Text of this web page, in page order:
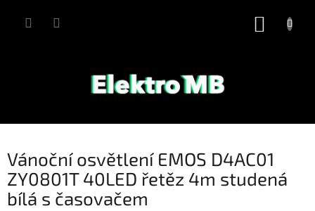
Vánoční osvětlení EMOS D4AC01
ZY0801T 40LED řetěz 4m studená
bílá s časovačem